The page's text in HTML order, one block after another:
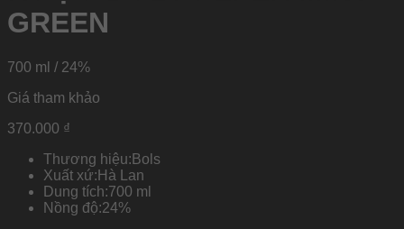
GREEN
700 ml / 24%
Giá tham khảo
370.000 ₫
Thương hiệu: Bols
Xuất xứ: Hà Lan
Dung tích:700 ml
Nồng độ:24%